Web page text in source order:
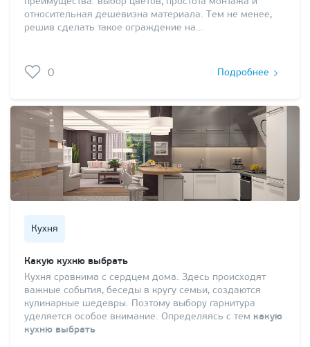
относительная дешевизна материала. Тем не менее,
решив сделать такое ограждение на…
0 Подробнее
Кухня
Какую кухню выбрать
Кухня сравнима с сердцем дома. Здесь происходят
важные события, беседы в кругу семьи, создаются
кулинарные шедевры. Поэтому выбору гарнитура
уделяется особое внимание. Определяясь с тем какую
кухню выбрать